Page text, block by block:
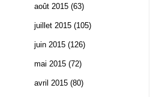
août 2015 (63)
juillet 2015 (105)
juin 2015 (126)
mai 2015 (72)
avril 2015 (80)